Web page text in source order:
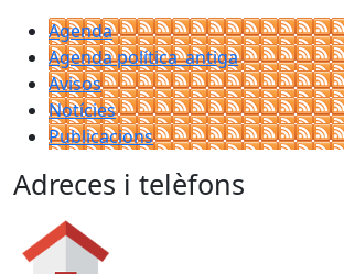
Agenda
Agenda política_antiga
Avisos
Notícies
Publicacions
Adreces i telèfons